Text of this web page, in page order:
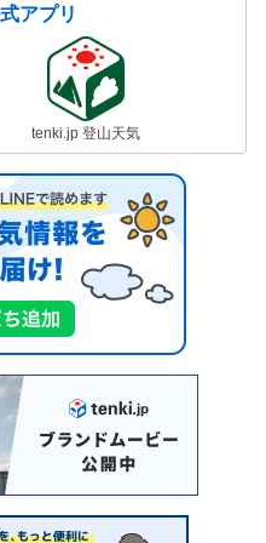
アプリ
tenki.jp 登山天気